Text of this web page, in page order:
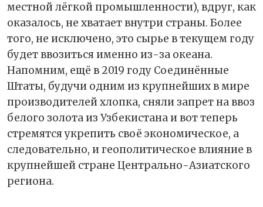
местной лёгкой промышленности), вдруг, как
оказалось, не хватает внутри страны. Более
того, не исключено, это сырье в текущем году
будет ввозиться именно из-за океана.
Напомним, ещё в 2019 году Соединённые
Штаты, будучи одним из крупнейших в мире
производителей хлопка, сняли запрет на ввоз
белого золота из Узбекистана и вот теперь
стремятся укрепить своё экономическое, а
следовательно, и геополитическое влияние в
крупнейшей стране Центрально-Азиатского
региона.